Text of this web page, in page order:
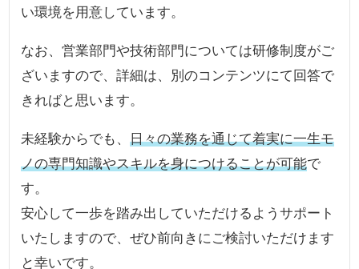
い環境を用意しています。
なお、営業部門や技術部門については研修制度がご
ざいますので、詳細は、別のコンテンツにて回答で
きればと思います。
未経験からでも、日々の業務を通じて着実に一生モ
ノの専門知識やスキルを身につけることが可能で
す。
安心して一歩を踏み出していただけるようサポート
いたしますので、ぜひ前向きにご検討いただけます
と幸いです。